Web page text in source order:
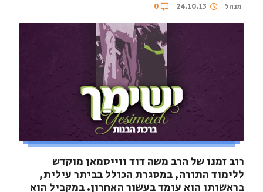
מנהל 24.10.13
0
רוב זמנו של הרב משה דוד ווייסמאן מוקדש
ללימוד התורה, במסגרת הכולל בביתר עילית,
בראשותו הוא עומד בעשור האחרון. במקביל הוא